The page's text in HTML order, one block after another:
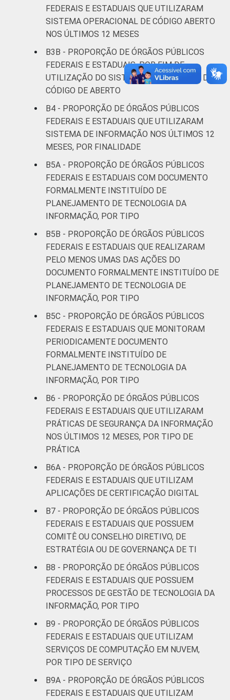
FEDERAIS E ESTADUAIS QUE UTILIZARAM
SISTEMA OPERACIONAL DE CÓDIGO ABERTO
NOS ÚLTIMOS 12 MESES
B3B - PROPORÇÃO DE ÓRGÃOS PÚBLICOS
FEDERAIS E ESTADUAIS, POR FIM DE
UTILIZAÇÃO DO SISTEMA OPERACIONAL DE
CÓDIGO DE ABERTO
B4 - PROPORÇÃO DE ÓRGÃOS PÚBLICOS
FEDERAIS E ESTADUAIS QUE UTILIZARAM
SISTEMA DE INFORMAÇÃO NOS ÚLTIMOS 12
MESES, POR FINALIDADE
B5A - PROPORÇÃO DE ÓRGÃOS PÚBLICOS
FEDERAIS E ESTADUAIS COM DOCUMENTO
FORMALMENTE INSTITUÍDO DE
PLANEJAMENTO DE TECNOLOGIA DA
INFORMAÇÃO, POR TIPO
B5B - PROPORÇÃO DE ÓRGÃOS PÚBLICOS
FEDERAIS E ESTADUAIS QUE REALIZARAM
PELO MENOS UMAS DAS AÇÕES DO
DOCUMENTO FORMALMENTE INSTITUÍDO DE
PLANEJAMENTO DE TECNOLOGIA DE
INFORMAÇÃO, POR TIPO
B5C - PROPORÇÃO DE ÓRGÃOS PÚBLICOS
FEDERAIS E ESTADUAIS QUE MONITORAM
PERIODICAMENTE DOCUMENTO
FORMALMENTE INSTITUÍDO DE
PLANEJAMENTO DE TECNOLOGIA DA
INFORMAÇÃO, POR TIPO
B6 - PROPORÇÃO DE ÓRGÃOS PÚBLICOS
FEDERAIS E ESTADUAIS QUE UTILIZARAM
PRÁTICAS DE SEGURANÇA DA INFORMAÇÃO
NOS ÚLTIMOS 12 MESES, POR TIPO DE
PRÁTICA
B6A - PROPORÇÃO DE ÓRGÃOS PÚBLICOS
FEDERAIS E ESTADUAIS QUE UTILIZAM
APLICAÇÕES DE CERTIFICAÇÃO DIGITAL
B7 - PROPORÇÃO DE ÓRGÃOS PÚBLICOS
FEDERAIS E ESTADUAIS QUE POSSUEM
COMITÊ OU CONSELHO DIRETIVO, DE
ESTRATÉGIA OU DE GOVERNANÇA DE TI
B8 - PROPORÇÃO DE ÓRGÃOS PÚBLICOS
FEDERAIS E ESTADUAIS QUE POSSUEM
PROCESSOS DE GESTÃO DE TECNOLOGIA DA
INFORMAÇÃO, POR TIPO
B9 - PROPORÇÃO DE ÓRGÃOS PÚBLICOS
FEDERAIS E ESTADUAIS QUE UTILIZAM
SERVIÇOS DE COMPUTAÇÃO EM NUVEM,
POR TIPO DE SERVIÇO
B9A - PROPORÇÃO DE ÓRGÃOS PÚBLICOS
FEDERAIS E ESTADUAIS QUE UTILIZAM